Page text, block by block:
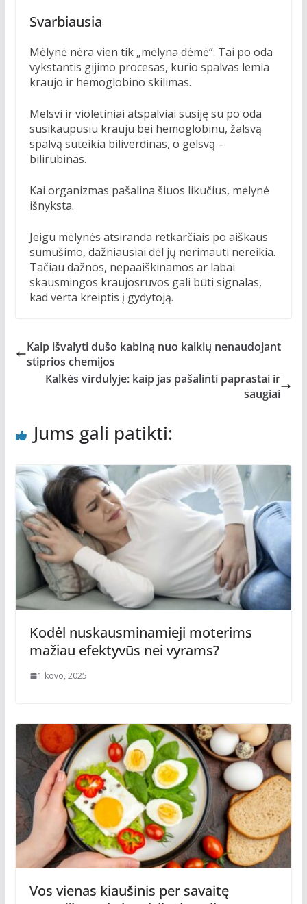
Svarbiausia
Mėlynė nėra vien tik „mėlyna dėmė“. Tai po oda
vykstantis gijimo procesas, kurio spalvas lemia
kraujo ir hemoglobino skilimas.
Melsvi ir violetiniai atspalviai susiję su po oda
susikaupusiu krauju bei hemoglobinu, žalsvą
spalvą suteikia biliverdinas, o gelsvą –
bilirubinas.
Kai organizmas pašalina šiuos likučius, mėlynė
išnyksta.
Jeigu mėlynės atsiranda retkarčiais po aiškaus
sumušimo, dažniausiai dėl jų nerimauti nereikia.
Tačiau dažnos, nepaaiškinamos ar labai
skausmingos kraujosruvos gali būti signalas,
kad verta kreiptis į gydytoją.
Kaip išvalyti dušo kabiną nuo kalkių nenaudojant
stiprios chemijos
Kalkės virdulyje: kaip jas pašalinti paprastai ir
saugiai
Jums gali patikti:
Kodėl nuskausminamieji moterims
mažiau efektyvūs nei vyrams?
1 kovo, 2025
Vos vienas kiaušinis per savaitę